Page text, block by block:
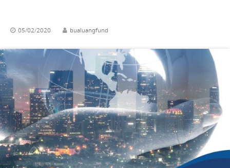
05/02/2020 bualuangfund